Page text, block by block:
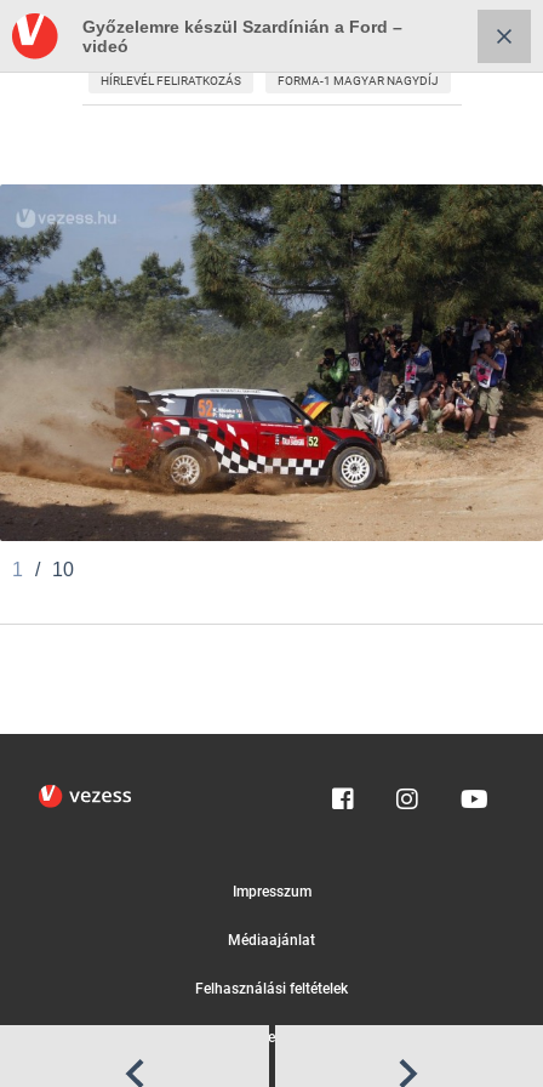
HÍRLEVÉL FELIRATKOZÁS FORMA-1 MAGYAR NAGYDÍJ
Győzelemre készül Szardínián a Ford –
videó
1 / 10
Impresszum
Médiaajánlat
Felhasználási feltételek
Egyedi adatkezelési tájékoztató